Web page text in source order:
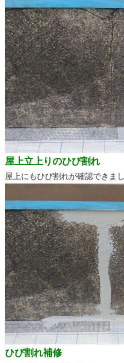
屋上立上りのひび割れ
屋上にもひび割れが確認できまし
ひび割れ補修